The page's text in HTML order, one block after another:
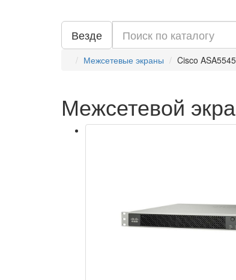
Везде
Межсетевые экраны Cisco
Межсетевой